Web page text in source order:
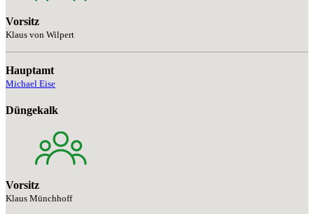
Vorsitz
Klaus von Wilpert
Hauptamt
Michael Eise
Düngekalk
Vorsitz
Klaus Münchhoff